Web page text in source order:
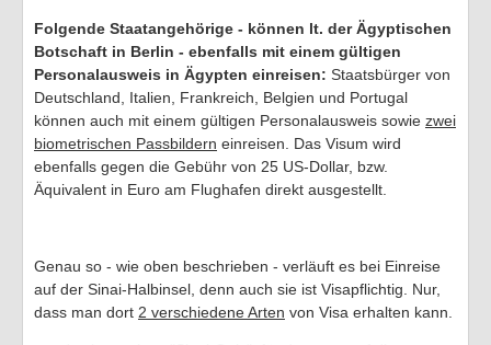
Folgende Staatangehörige - können lt. der Ägyptischen
Botschaft in Berlin - ebenfalls mit einem gültigen
Personalausweis in Ägypten einreisen: Staatsbürger von
Deutschland, Italien, Frankreich, Belgien und Portugal
können auch mit einem gültigen Personalausweis sowie zwei
biometrischen Passbildern einreisen. Das Visum wird
ebenfalls gegen die Gebühr von 25 US-Dollar, bzw.
Äquivalent in Euro am Flughafen direkt ausgestellt.
Genau so - wie oben beschrieben - verläuft es bei Einreise
auf der Sinai-Halbinsel, denn auch sie ist Visapflichtig. Nur,
dass man dort 2 verschiedene Arten von Visa erhalten kann.